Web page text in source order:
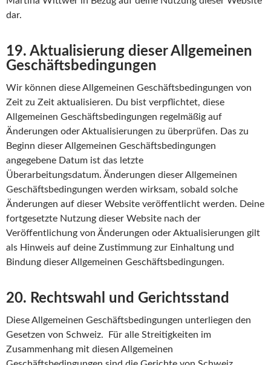
dar.
19. Aktualisierung dieser Allgemeinen
Geschäftsbedingungen
Wir können diese Allgemeinen Geschäftsbedingungen von
Zeit zu Zeit aktualisieren. Du bist verpflichtet, diese
Allgemeinen Geschäftsbedingungen regelmäßig auf
Änderungen oder Aktualisierungen zu überprüfen. Das zu
Beginn dieser Allgemeinen Geschäftsbedingungen
angegebene Datum ist das letzte
Überarbeitungsdatum. Änderungen dieser Allgemeinen
Geschäftsbedingungen werden wirksam, sobald solche
Änderungen auf dieser Website veröffentlicht werden. Deine
fortgesetzte Nutzung dieser Website nach der
Veröffentlichung von Änderungen oder Aktualisierungen gilt
als Hinweis auf deine Zustimmung zur Einhaltung und
Bindung dieser Allgemeinen Geschäftsbedingungen.
20. Rechtswahl und Gerichtsstand
Diese Allgemeinen Geschäftsbedingungen unterliegen den
Gesetzen von Schweiz. Für alle Streitigkeiten im
Zusammenhang mit diesen Allgemeinen